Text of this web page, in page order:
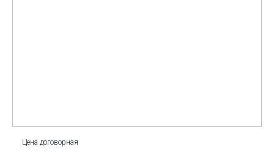
Цена договорная